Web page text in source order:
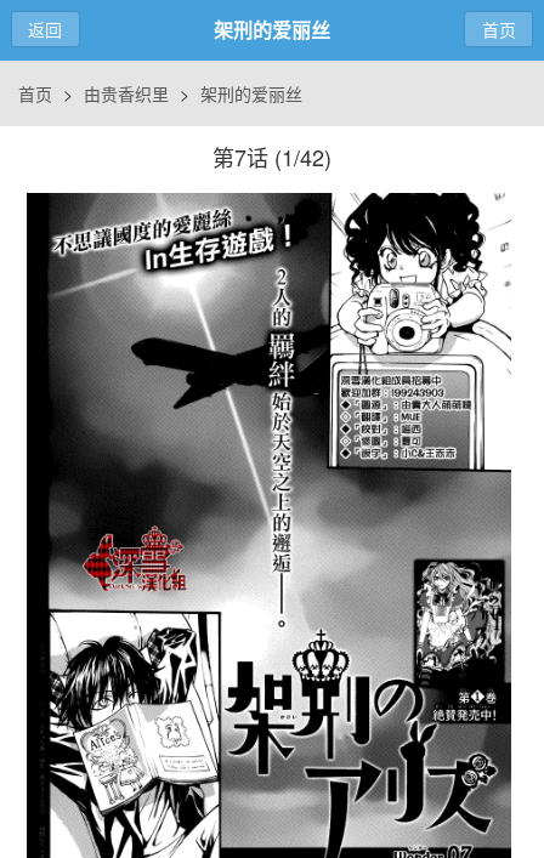
返回 架刑的爱丽丝 首页
首页 > 由贵香织里 > 架刑的爱丽丝
第7话 (1/42)